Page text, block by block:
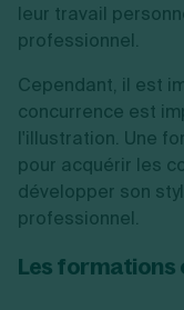
leur travail
professionnel.
Cependant, il est
concurrence est
l'illustration. Une
pour acquérir les
développer son
professionnel.
Les formations